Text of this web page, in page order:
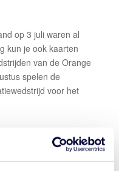
op 3 juli waren al
kun je ook kaarten
van de Orange
spelen de
voor het
NBB